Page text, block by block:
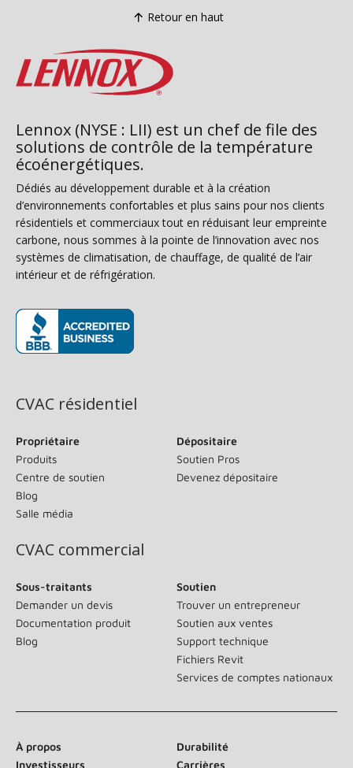
Retour en haut
Lennox (NYSE : LII) est un chef de file des
solutions de contrôle de la température
écoénergétiques.
Dédiés au développement durable et à la création
d’environnements confortables et plus sains pour nos clients
résidentiels et commerciaux tout en réduisant leur empreinte
carbone, nous sommes à la pointe de l’innovation avec nos
systèmes de climatisation, de chauffage, de qualité de l’air
intérieur et de réfrigération.
CVAC résidentiel
Propriétaire
Produits
Centre de soutien
Blog
Salle média
Dépositaire
Soutien Pros
Devenez dépositaire
CVAC commercial
Sous-traitants
Demander un devis
Documentation produit
Blog
Soutien
Trouver un entrepreneur
Soutien aux ventes
Support technique
Fichiers Revit
Services de comptes nationaux
À propos
Durabilité
Investisseurs
Carrières